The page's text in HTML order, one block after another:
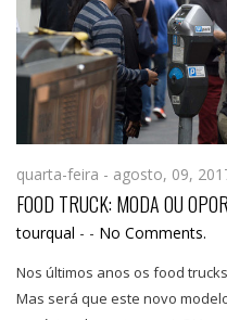
quarta-feira - agosto, 09,
FOOD TRUCK: MODA OU
tourqual - - No Comments.
Nos últimos anos os food
Mas será que este novo